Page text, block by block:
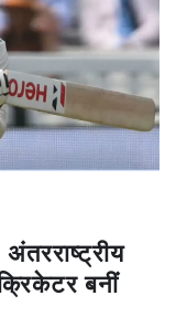
बनीं